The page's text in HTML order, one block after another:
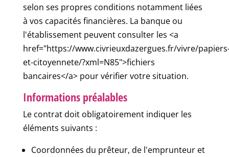
selon ses propres conditions notamment liées
à vos capacités financières. La banque ou
l'établissement peuvent consulter les <a
href="https://www.civrieuxdazergues.fr/vivre/
et-citoyennete/?xml=N85">fichiers
bancaires</a> pour vérifier votre situation.
Informations préalables
Le contrat doit obligatoirement indiquer les
éléments suivants :
Coordonnées du prêteur, de l'emprunteur et